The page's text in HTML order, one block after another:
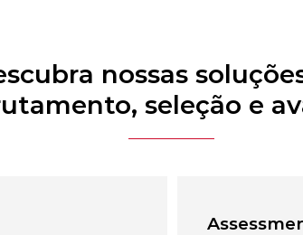
nossas
seleção e